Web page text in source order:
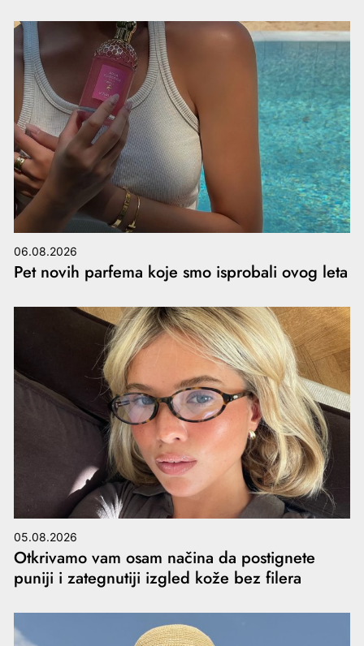
06.08.2026
Pet novih parfema koje smo isprobali ovog leta
05.08.2026
Otkrivamo vam osam načina da postignete
puniji i zategnutiji izgled kože bez filera